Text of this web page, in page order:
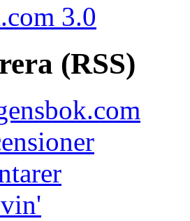
3.0
(RSS)